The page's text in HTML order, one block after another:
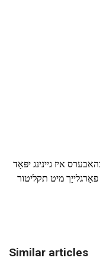
איז גיינינג יפּאָד
מיט תקליטור
Similar articles